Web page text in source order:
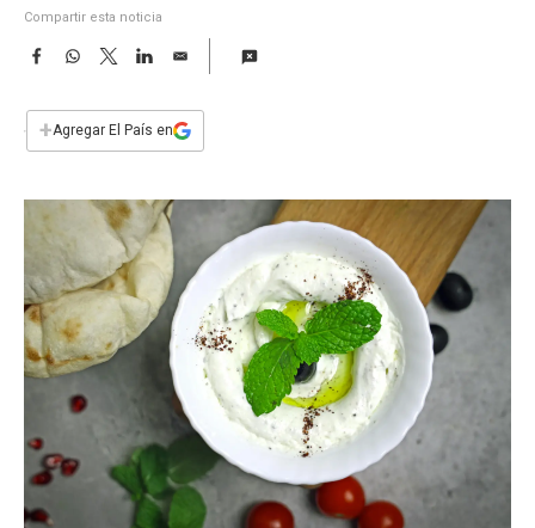
Compartir esta noticia
F
e
b
k
W
s
T
w
t
L
n
E
i
l
+Agregar El País en